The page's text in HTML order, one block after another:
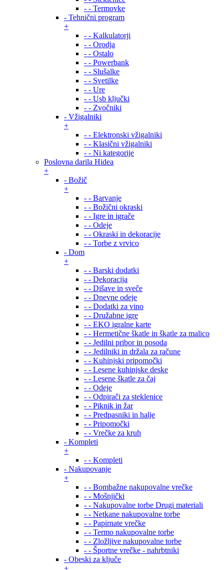
- - Termovke
- Tehnični program
+
- - Kalkulatorji
- - Orodja
- - Ostalo
- - Powerbank
- - Slušalke
- - Svetilke
- - Ure
- - Usb ključki
- - Zvočniki
- Vžigalniki
+
- - Elektronski vžigalniki
- - Klasični vžigalniki
- - Ni kategorije
Poslovna darila Hidea
+
- Božič
+
- - Barvanje
- - Božični okraski
- - Igre in igrače
- - Odeje
- - Okraski in dekoracije
- - Torbe z vrvico
- Dom
+
- - Barski dodatki
- - Dekoracija
- - Dišave in sveče
- - Dnevne odeje
- - Dodatki za vino
- - Družabne igre
- - EKO igralne karte
- - Hermetične škatle in škatle za malico
- - Jedilni pribor in posoda
- - Jedilniki in držala za račune
- - Kuhinjski pripomočki
- - Lesene kuhinjske deske
- - Lesene škatle za čaj
- - Odeje
- - Odpirači za steklenice
- - Piknik in žar
- - Predpasniki in halje
- - Pripomočki
- - Vrečke za kruh
- Kompleti
+
- - Kompleti
- Nakupovanje
+
- - Bombažne nakupovalne vrečke
- - Mošnjički
- - Nakupovalne torbe Drugi materiali
- - Netkane nakupovalne torbe
- - Papirnate vrečke
- - Termo nakupovalne torbe
- - Zložljive nakupovalne torbe
- - Športne vrečke - nahrbtniki
- Obeski za ključe
+